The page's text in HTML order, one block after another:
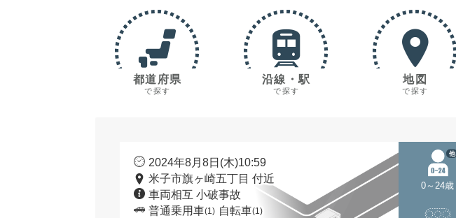
都道府県
で探す
沿線・駅
で探す
地図
で探す
2024年8月8日(木)10:59
米子市旗ヶ崎五丁目 付近
車両相互 小破事故
普通乗用車(1) 自転車(1)
0～24歳
他